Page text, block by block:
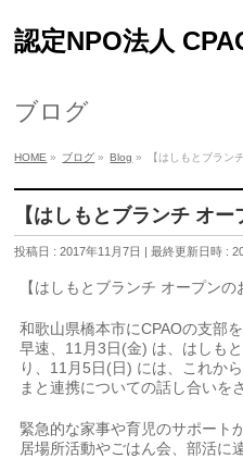
認定NPO法人
ブログ
HOME » ブログ » Blog » 【はしもとブラン
【はしもとブランチ オー
投稿日 : 2017年11月7日 最終更新日時 :
【はしもとブランチ オープンの
和歌山県橋本市にCPAOの支部
早速、11月3日(金) は、はしも
り、11月5日(日) には、これか
まと連携についての話し合いを
緊急的な家事や育児のサポート
居場所活動やごはん会、部活に